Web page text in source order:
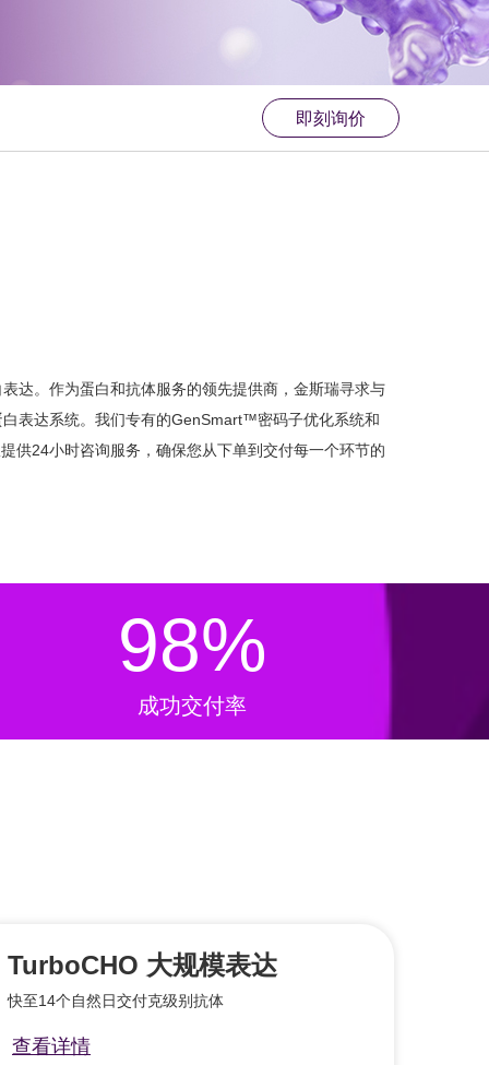
即刻询价
达。作为蛋白和抗体服务的领先提供商，金斯瑞寻求与
表达系统。我们专有的GenSmart™密码子优化系统和
供24小时咨询服务，确保您从下单到交付每一个环节的
98%
成功交付率
TurboCHO 大规模表达
快至14个自然日交付克级别抗体
查看详情